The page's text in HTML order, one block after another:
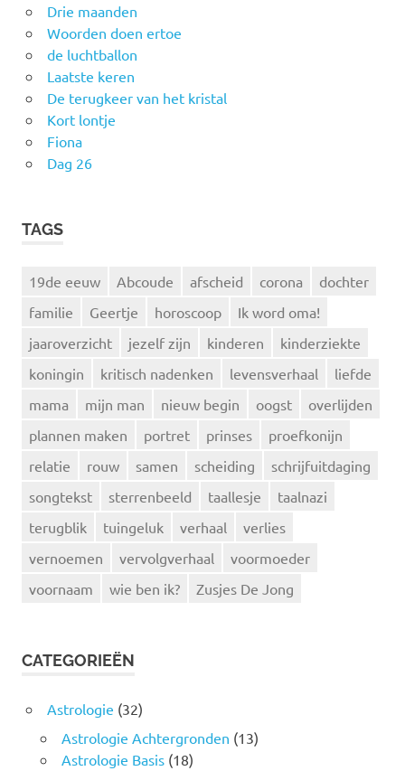
Drie maanden
Woorden doen ertoe
de luchtballon
Laatste keren
De terugkeer van het kristal
Kort lontje
Fiona
Dag 26
TAGS
19de eeuw Abcoude afscheid corona
dochter
familie
Geertje horoscoop
Ik word oma!
jaaroverzicht
jezelf zijn kinderen
kinderziekte
koningin
kritisch nadenken levensverhaal
liefde
mama
mijn man nieuw begin oogst
overlijden
plannen maken
portret prinses
proefkonijn
relatie
rouw samen scheiding
schrijfuitdaging
songtekst
sterrenbeeld taallesje
taalnazi
terugblik
tuingeluk verhaal
verlies
vernoemen
vervolgverhaal
voormoeder
voornaam
wie ben ik? Zusjes De Jong
CATEGORIEËN
Astrologie (32)
Astrologie Achtergronden (13)
Astrologie Basis(18)